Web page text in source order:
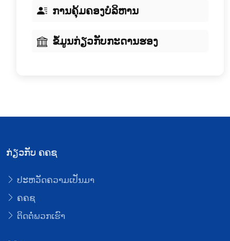
ການຄຸ້ມຄອງບໍລິຫານ
ຂໍ້ມູນກ່ຽວກັບກະດານຮອງ
ກ່ຽວກັບ ຄຄຊ
ປະຫວັດຄວາມເປັນມາ
ຄຄຊ
ຕິດຕໍ່ພວກເຮົາ